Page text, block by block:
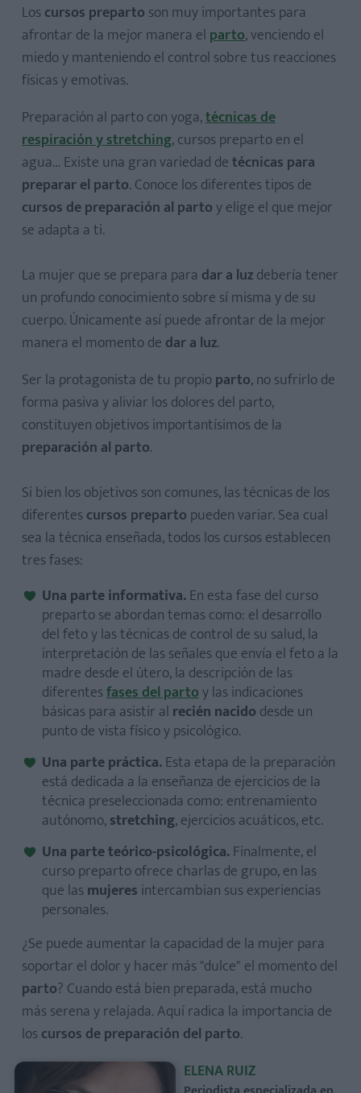
Los cursos preparto son muy importantes para
afrontar de la mejor manera el parto, venciendo el
miedo y manteniendo el control sobre tus reacciones
físicas y emotivas.
Preparación al parto co​n yoga,técnicas d​e
respiración y stretching, cursos preparto en el
agua… Existe una gran variedad detécnicas para
preparar el parto. Conoce los diferentes tipos de
cursos de preparación al partoy elige el que mejor
se adapta a ti.
La mujer que se prepara para dar a luzdebería tener
un profundo conocimiento sobre sí misma y de su
cuerpo. Únicamente así puede afrontar de la mejor
manera el momento de dar a luz.
Ser la protagonista de tu propioparto, no sufrirlo de
forma pasiva y aliviar los dolores del parto,
constituyen objetivos importantísimos de la
preparación al parto.
Si bien los objetivos son comunes, las técnicas de los
diferentes cursos preparto pueden variar. Sea cual
sea la técnica enseñada, todos los cursos establecen
tres fases:
Una parte informativa.En esta fase del curso
preparto se abordan temas como: el desarrollo
del feto y las técnicas de control de su salud, la
interpretación de las seña​les que envía el feto a la
madre desde el útero, la descripción de las
diferentesfases del partoy las indicaciones
básicas para asistir al recién nacido desde un
punto de vista físico y psicológico.
Una parte práctica.Esta etapa de la preparación
está dedicada a la enseñanza de ejercicios de la
técnica preseleccionada como: entrenamiento
autónomo,stretching, ejercicios acuáticos, etc.
Una parte teórico-psicológica.Finalmente, el
curso preparto ofrece charlas de grupo, en las
que las mujeres intercambian sus experiencias
personales.
¿Se puede aumentar la capacidad de la mujer para
soportar el dolor y hacer más "dulce" el momento del
parto? Cuando está bien preparada, está mucho
más serena y relajada. Aquí radica la importancia de
los cursos de preparación del parto.
ELENA RUIZ